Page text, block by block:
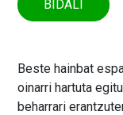
Beste hainbat
oinarri hartuta
beharrari
BIDALI